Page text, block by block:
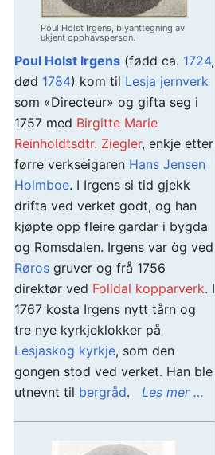
Poul Holst Irgens, blyanttegning av
ukjent opphavsperson.
Poul Holst Irgens (fødd ca. 1724,
død 1784) kom til Lesja jernverk
som «Directeur» og gifta seg i
1757 med Birgitte Marie
Reinholdtsdtr. Ziegler, enkje etter
førre verkseigaren Hans Jensen
Holmboe. I Irgens si tid gjekk
drifta ved verket godt, og han
kjøpte opp fleire gardar i bygda
og Romsdalen. Irgens var òg ved
Røros gruver og frå 1756
direktør ved Folldal kopparverk. I
1767 kosta Irgens nytt tårn og
tre nye kyrkjeklokker på
Lesjaskog kyrkje, som den
gongen stod ved verket. Han ble
utnevnt til bergråd. Les mer …